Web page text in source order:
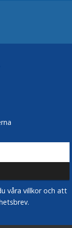
våra villkor och att